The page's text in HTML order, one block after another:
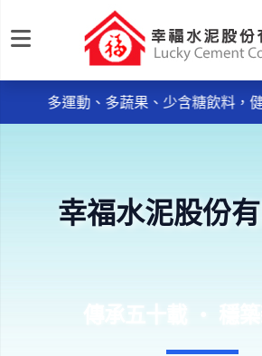
幸福水泥股份有
每日規律運動30分鐘輕鬆做 天天我的
多運動、多蔬果、少含糖飲料，
《品質政策》~ ● 服務週到：主動服
每日規律運動30分鐘輕鬆做 天天我的
幸福水泥股份
傳承五十載 ‧ 穩築